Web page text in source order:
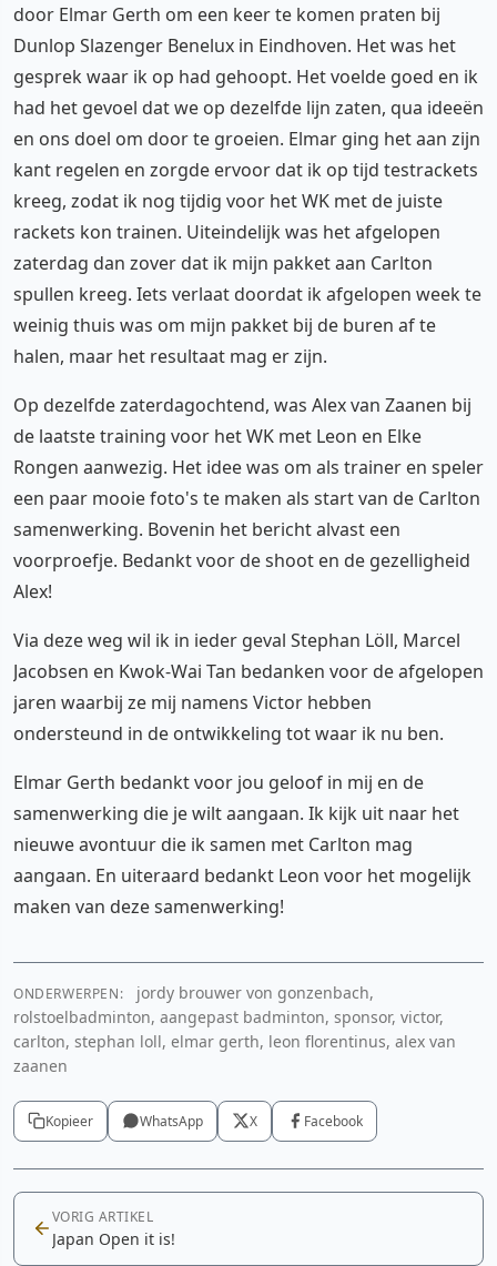
door Elmar Gerth om een keer te komen praten bij
Dunlop Slazenger Benelux in Eindhoven. Het was het
gesprek waar ik op had gehoopt. Het voelde goed en ik
had het gevoel dat we op dezelfde lijn zaten, qua ideeën
en ons doel om door te groeien. Elmar ging het aan zijn
kant regelen en zorgde ervoor dat ik op tijd testrackets
kreeg, zodat ik nog tijdig voor het WK met de juiste
rackets kon trainen. Uiteindelijk was het afgelopen
zaterdag dan zover dat ik mijn pakket aan Carlton
spullen kreeg. Iets verlaat doordat ik afgelopen week te
weinig thuis was om mijn pakket bij de buren af te
halen, maar het resultaat mag er zijn.
Op dezelfde zaterdagochtend, was Alex van Zaanen bij
de laatste training voor het WK met Leon en Elke
Rongen aanwezig. Het idee was om als trainer en speler
een paar mooie foto's te maken als start van de Carlton
samenwerking. Bovenin het bericht alvast een
voorproefje. Bedankt voor de shoot en de gezelligheid
Alex!
Via deze weg wil ik in ieder geval Stephan Löll, Marcel
Jacobsen en Kwok-Wai Tan bedanken voor de afgelopen
jaren waarbij ze mij namens Victor hebben
ondersteund in de ontwikkeling tot waar ik nu ben.
Elmar Gerth bedankt voor jou geloof in mij en de
samenwerking die je wilt aangaan. Ik kijk uit naar het
nieuwe avontuur die ik samen met Carlton mag
aangaan. En uiteraard bedankt Leon voor het mogelijk
maken van deze samenwerking!
ONDERWERPEN:
jordy brouwer von gonzenbach,
rolstoelbadminton, aangepast badminton, sponsor, victor,
carlton, stephan loll, elmar gerth, leon florentinus, alex van
zaanen
Kopieer WhatsApp X Facebook
VORIG ARTIKEL
Japan Open it is!